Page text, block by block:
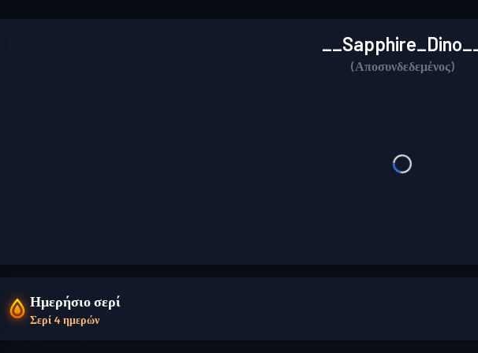
(Αποσυνδεδεμένος)
Ημερήσιο σερί
Σερί 4 ημερών